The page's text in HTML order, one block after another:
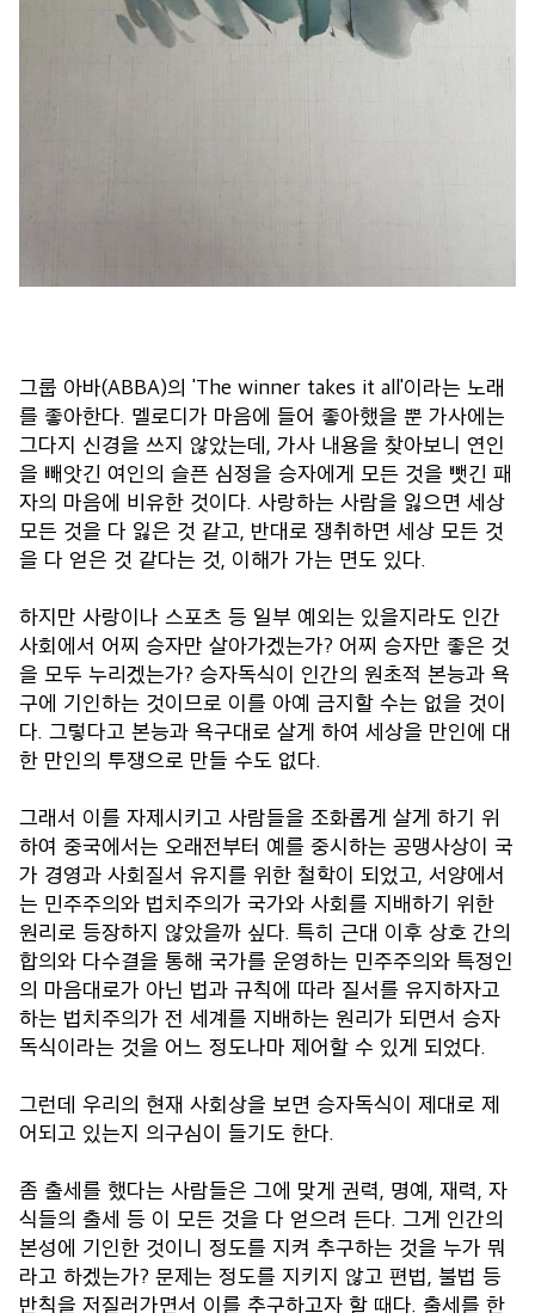
그룹 아바(ABBA)의 'The winner takes it all'이라는 노래
를 좋아한다. 멜로디가 마음에 들어 좋아했을 뿐 가사에는
그다지 신경을 쓰지 않았는데, 가사 내용을 찾아보니 연인
을 빼앗긴 여인의 슬픈 심정을 승자에게 모든 것을 뺏긴 패
자의 마음에 비유한 것이다. 사랑하는 사람을 잃으면 세상
모든 것을 다 잃은 것 같고, 반대로 쟁취하면 세상 모든 것
을 다 얻은 것 같다는 것, 이해가 가는 면도 있다.
하지만 사랑이나 스포츠 등 일부 예외는 있을지라도 인간
사회에서 어찌 승자만 살아가겠는가? 어찌 승자만 좋은 것
을 모두 누리겠는가? 승자독식이 인간의 원초적 본능과 욕
구에 기인하는 것이므로 이를 아예 금지할 수는 없을 것이
다. 그렇다고 본능과 욕구대로 살게 하여 세상을 만인에 대
한 만인의 투쟁으로 만들 수도 없다.
그래서 이를 자제시키고 사람들을 조화롭게 살게 하기 위
하여 중국에서는 오래전부터 예를 중시하는 공맹사상이 국
가 경영과 사회질서 유지를 위한 철학이 되었고, 서양에서
는 민주주의와 법치주의가 국가와 사회를 지배하기 위한
원리로 등장하지 않았을까 싶다. 특히 근대 이후 상호 간의
합의와 다수결을 통해 국가를 운영하는 민주주의와 특정인
의 마음대로가 아닌 법과 규칙에 따라 질서를 유지하자고
하는 법치주의가 전 세계를 지배하는 원리가 되면서 승자
독식이라는 것을 어느 정도나마 제어할 수 있게 되었다.
그런데 우리의 현재 사회상을 보면 승자독식이 제대로 제
어되고 있는지 의구심이 들기도 한다.
좀 출세를 했다는 사람들은 그에 맞게 권력, 명예, 재력, 자
식들의 출세 등 이 모든 것을 다 얻으려 든다. 그게 인간의
본성에 기인한 것이니 정도를 지켜 추구하는 것을 누가 뭐
라고 하겠는가? 문제는 정도를 지키지 않고 편법, 불법 등
반칙을 저질러가면서 이를 추구하고자 할 때다. 출세를 한